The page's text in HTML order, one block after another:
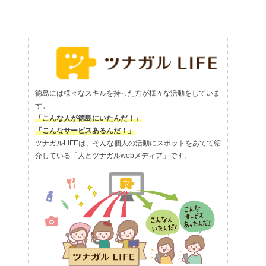
徳島には様々なスキルを持った方が様々な活動をしていま
す。
「こんな人が徳島にいたんだ！」
「こんなサービスあるんだ！」
ツナガルLIFEは、そんな個人の活動にスポットをあてて紹
介している「人とツナガルwebメディア」です。